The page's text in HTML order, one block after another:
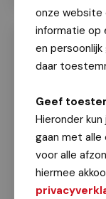
onze website
informatie op
en
daar
Geef
Hieronder
gaan met alle
voor alle
hiermee
4Daagse
maandag
15 juli 2024
Op maandag
Grote
erbij is